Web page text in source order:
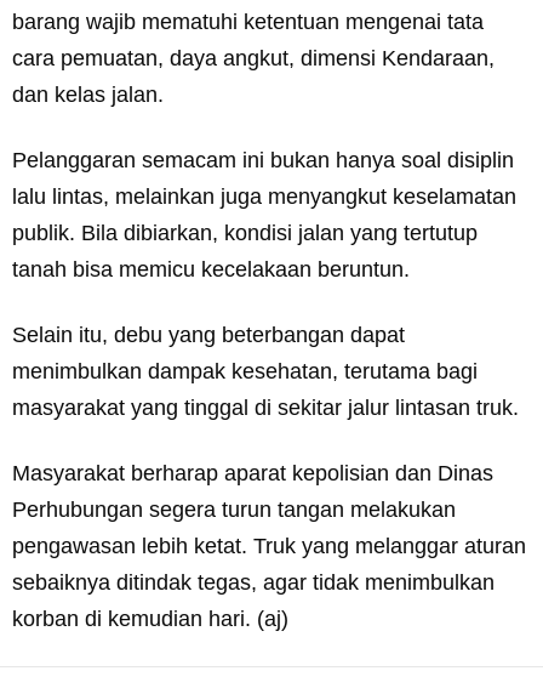
barang wajib mematuhi ketentuan mengenai tata
cara pemuatan, daya angkut, dimensi Kendaraan,
dan kelas jalan.
Pelanggaran semacam ini bukan hanya soal disiplin
lalu lintas, melainkan juga menyangkut keselamatan
publik. Bila dibiarkan, kondisi jalan yang tertutup
tanah bisa memicu kecelakaan beruntun.
Selain itu, debu yang beterbangan dapat
menimbulkan dampak kesehatan, terutama bagi
masyarakat yang tinggal di sekitar jalur lintasan truk.
Masyarakat berharap aparat kepolisian dan Dinas
Perhubungan segera turun tangan melakukan
pengawasan lebih ketat. Truk yang melanggar aturan
sebaiknya ditindak tegas, agar tidak menimbulkan
korban di kemudian hari. (aj)